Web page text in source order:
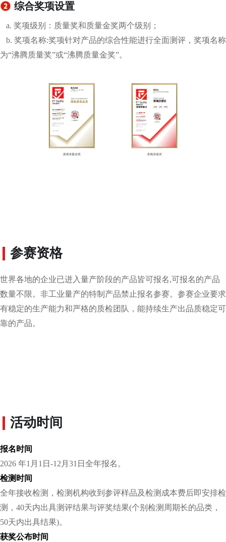
综合奖项设置
a. 奖项级别：质量奖和质量金奖两个级别；
b. 奖项名称:奖项针对产品的综合性能进行全面测评，奖项名称
为“沸腾质量奖”或“沸腾质量金奖”。
参赛资格
世界各地的企业已进入量产阶段的产品皆可报名,可报名的产品
数量不限。非工业量产的特制产品禁止报名参赛。参赛企业要求
有稳定的生产能力和严格的质检团队，能持续生产出品质稳定可
靠的产品。
活动时间
报名时间
2026 年1月1日-12月31日全年报名。
检测时间
全年接收检测，检测机构收到参评样品及检测成本费后即安排检
测，40天内出具测评结果与评奖结果(个别检测周期长的品类，
50天内出具结果)。
获奖公布时间